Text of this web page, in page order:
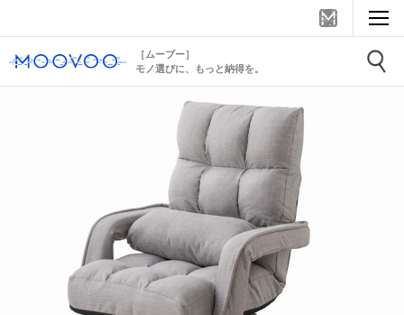
［ムーブー］
モノ選びに、もっと納得を。